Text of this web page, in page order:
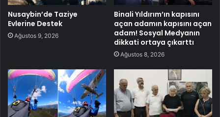
Nusaybin’de Taziye
Evlerine Destek
Ağustos 9, 2026
Binali Yıldırım’ın kapısını
açan adamın kapısını açan
adam! Sosyal Medyanın
dikkati ortaya çıkarttı
Ağustos 8, 2026